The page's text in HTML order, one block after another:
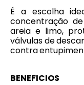
É a escolha
concentração
areia e limo,
válvulas de
contra
BENEFICIOS